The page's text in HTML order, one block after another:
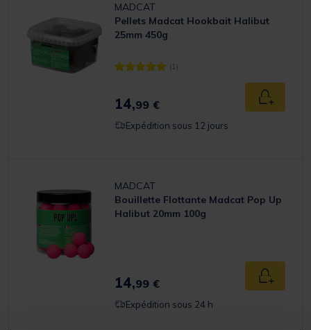
MADCAT
Pellets Madcat Hookbait Halibut
25mm 450g
[object Object] out of 5 Customer Rating
(1)
14,99 € Ajouter
Expédition sous 12 jours
MADCAT
Bouillette Flottante Madcat Pop Up
Halibut 20mm 100g
14,99 € Ajouter
Expédition sous 24 h